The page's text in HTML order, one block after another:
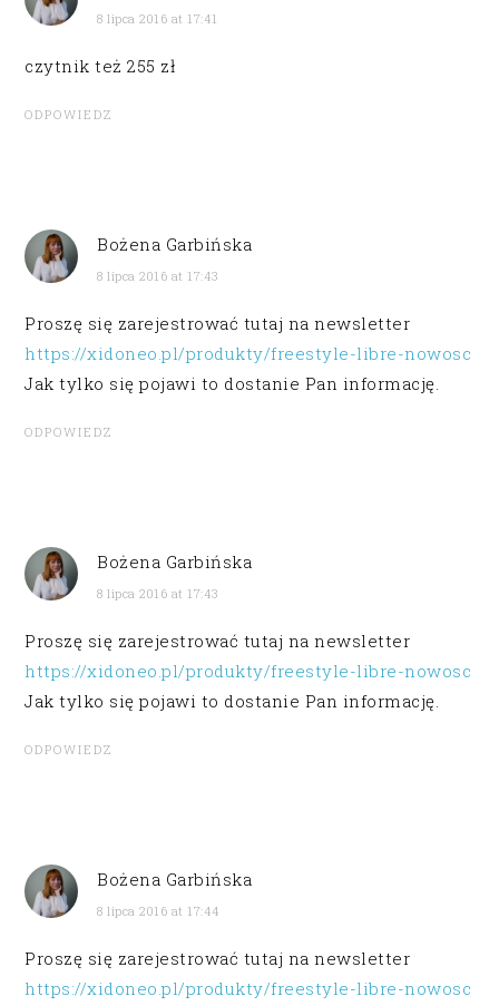
8 lipca 2016 at 17:41
czytnik też 255 zł
ODPOWIEDZ
Bożena Garbińska
8 lipca 2016 at 17:43
Proszę się zarejestrować tutaj na newsletter
https://xidoneo.pl/produkty/freestyle-libre-nowosc
Jak tylko się pojawi to dostanie Pan informację.
ODPOWIEDZ
Bożena Garbińska
8 lipca 2016 at 17:43
Proszę się zarejestrować tutaj na newsletter
https://xidoneo.pl/produkty/freestyle-libre-nowosc
Jak tylko się pojawi to dostanie Pan informację.
ODPOWIEDZ
Bożena Garbińska
8 lipca 2016 at 17:44
Proszę się zarejestrować tutaj na newsletter
https://xidoneo.pl/produkty/freestyle-libre-nowosc